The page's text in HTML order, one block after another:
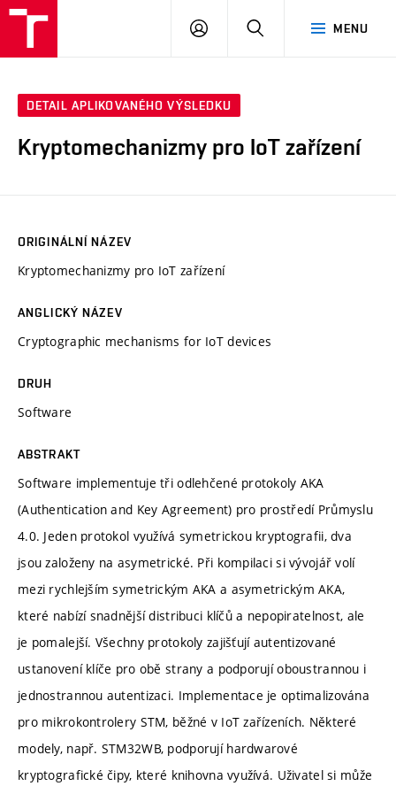
MENU
PŘIHLÁSIT
DETAIL APLIKOVANÉHO VÝSLEDKU
Kryptomechanizmy pro IoT zařízení
ORIGINÁLNÍ NÁZEV
Kryptomechanizmy pro IoT zařízení
ANGLICKÝ NÁZEV
Cryptographic mechanisms for IoT devices
DRUH
Software
ABSTRAKT
Software implementuje tři odlehčené protokoly AKA
(Authentication and Key Agreement) pro prostředí Průmyslu
4.0. Jeden protokol využívá symetrickou kryptografii, dva
jsou založeny na asymetrické. Při kompilaci si vývojář volí
mezi rychlejším symetrickým AKA a asymetrickým AKA,
které nabízí snadnější distribuci klíčů a nepopiratelnost, ale
je pomalejší. Všechny protokoly zajišťují autentizované
ustanovení klíče pro obě strany a podporují oboustrannou i
jednostrannou autentizaci. Implementace je optimalizována
pro mikrokontrolery STM, běžné v IoT zařízeních. Některé
modely, např. STM32WB, podporují hardwarové
kryptografické čipy, které knihovna využívá. Uživatel si může